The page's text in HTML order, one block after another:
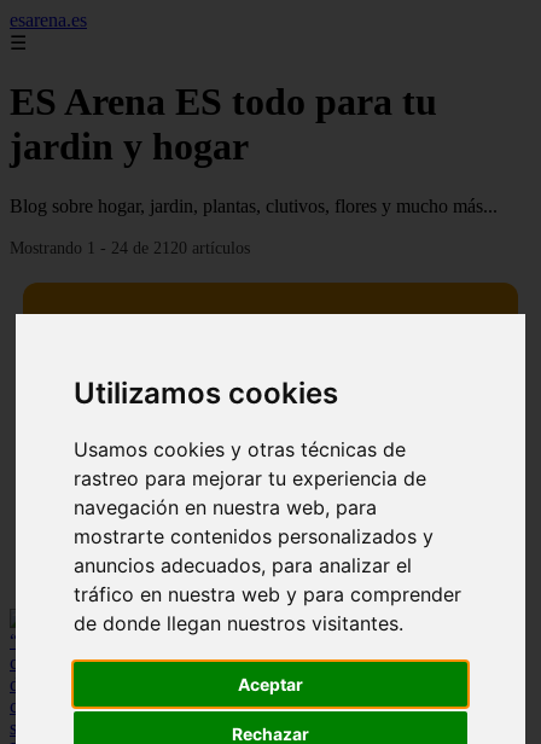
Utilizamos cookies
Usamos cookies y otras técnicas de
rastreo para mejorar tu experiencia de
navegación en nuestra web, para
mostrarte contenidos personalizados y
anuncios adecuados, para analizar el
tráfico en nuestra web y para comprender
de donde llegan nuestros visitantes.
Aceptar
Rechazar
esarena.es
☰
ES Arena ES todo para tu
jardin y hogar
Blog sobre hogar, jardin, plantas, clutivos, flores y mucho más...
Mostrando 1 - 24 de 2120 artículos
defendible